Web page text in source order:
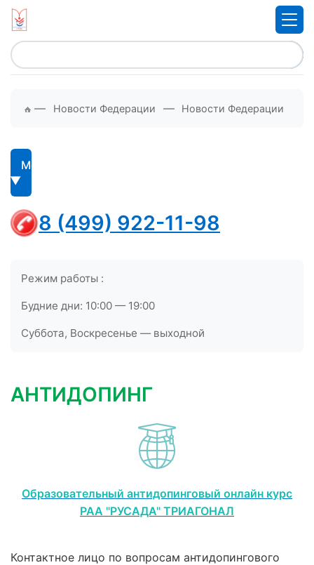
— Новости Федерации — Новости Федерации
Меню
8 (499) 922-11-98
Режим работы :
Будние дни: 10:00 — 19:00
Суббота, Воскресенье — выходной
АНТИДОПИНГ
Образовательный антидопинговый онлайн курс
РАА "РУСАДА" ТРИАГОНАЛ
Контактное лицо по вопросам антидопингового